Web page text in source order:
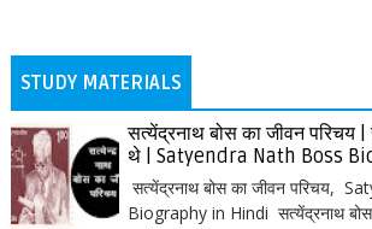
STUDY MATERIALS
सत्येंद्रनाथ बोस का जीवन परिचय
थे | Satyendra Nath Boss
सत्येंद्रनाथ बोस का जीवन परिचय,
Biography in Hindi सत्येंद्रनाथ बोस